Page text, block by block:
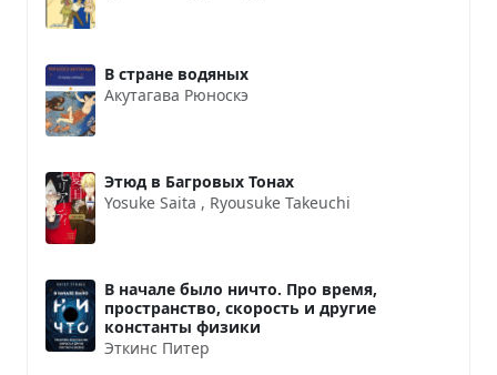
В стране водяных
Акутагава Рюноскэ
Этюд в Багровых Тонах
Yosuke Saita , Ryousuke Takeuchi
В начале было ничто. Про время,
пространство, скорость и другие
константы физики
Эткинс Питер